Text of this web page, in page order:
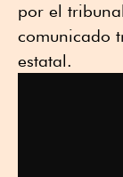
por el
comunicado
estatal.